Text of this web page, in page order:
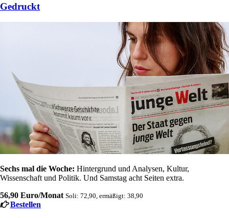
Gedruckt
Sechs mal die Woche: Hintergrund und Analysen, Kultur,
Wissenschaft und Politik. Und Samstag acht Seiten extra.
56,90 Euro/Monat Soli: 72,90, ermäßigt: 38,90
Bestellen